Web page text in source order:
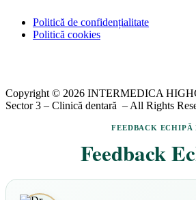
Politică de confidențialitate
Politică cookies
Copyright © 2026 INTERMEDICA
Sector 3 – Clinică dentară – All Rights
FEEDBACK ECHIPĂ
Feedback